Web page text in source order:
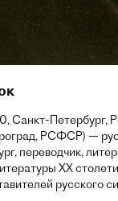
Санкт-Петербург,
РСФСР) —
переводчик,
XX
русского